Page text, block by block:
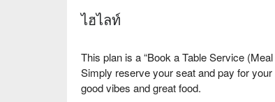
ไฮไลท์
This plan is a “Book a Table Service
Simply reserve your seat and pay for
good vibes and great food.